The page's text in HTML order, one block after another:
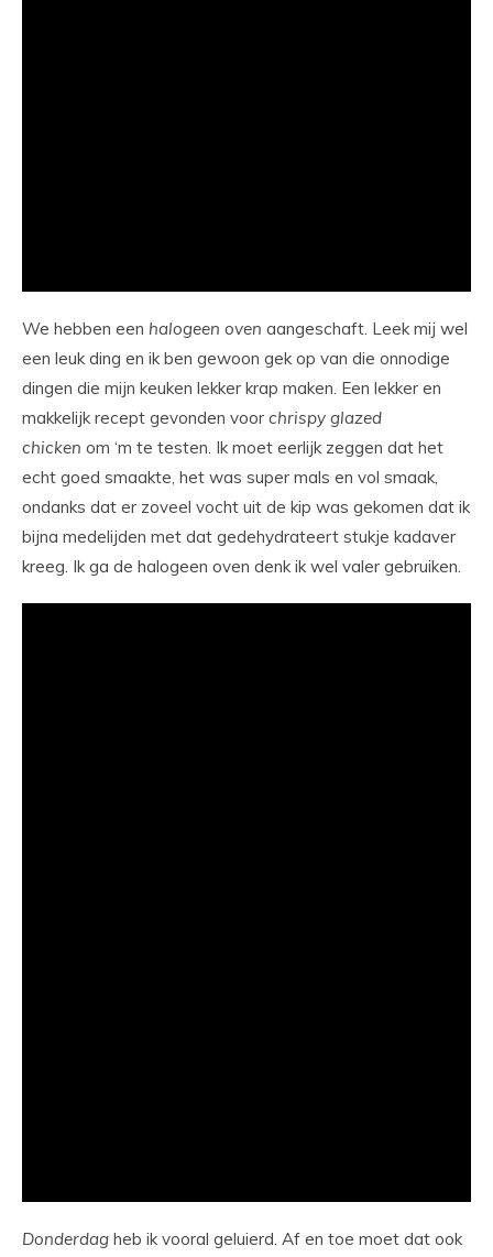
We hebben een halogeen oven aangeschaft. Leek mij wel
een leuk ding en ik ben gewoon gek op van die onnodige
dingen die mijn keuken lekker krap maken. Een lekker en
makkelijk recept gevonden voor chrispy glazed
chicken om ‘m te testen. Ik moet eerlijk zeggen dat het
echt goed smaakte, het was super mals en vol smaak,
ondanks dat er zoveel vocht uit de kip was gekomen dat ik
bijna medelijden met dat gedehydrateert stukje kadaver
kreeg. Ik ga de halogeen oven denk ik wel valer gebruiken.
Donderdag heb ik vooral geluierd. Af en toe moet dat ook